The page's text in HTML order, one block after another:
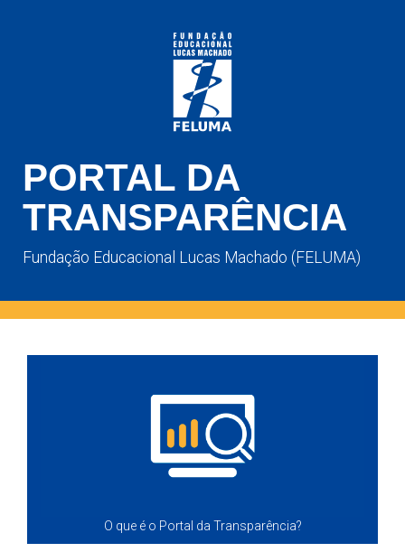
PORTAL DA
TRANSPARÊNCIA
Fundação Educacional Lucas Machado (FELUMA)
O que é o Portal da Transparência?